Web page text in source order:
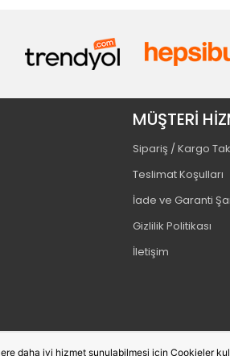
MÜŞTERİ
Sipariş / Kargo
Teslimat Koşulları
İade ve Garanti
Gizlilik Politikası
İletişim
daha iyi hizmet sunulabilmesi için Cookieler